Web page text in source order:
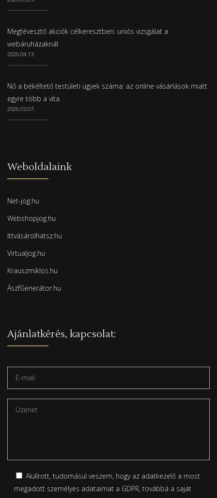
Megtévesztő akciók célkeresztben: uniós vizsgálat a
webáruházaknál
2026.04.13.
Nő a békéltető testületi ügyek száma: az online vásárlások miatt
egyre több a vita
2026.03.07.
Weboldalaink
Net-jog.hu
Webshopjog.hu
Ittvásárolhatsz.hu
Virtualjog.hu
Krauszmiklos.hu
ÁszfGenerátor.hu
Ajánlatkérés, kapcsolat:
Alulírott, tudomásul veszem, hogy az adatkezelő a most
megadott személyes adataimat a GDPR, továbbá a saját